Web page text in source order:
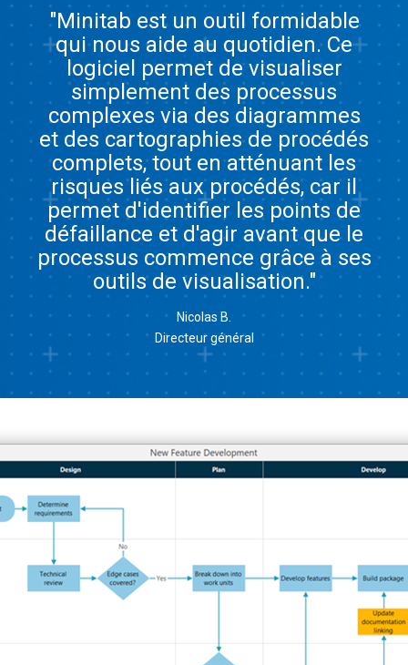
"Minitab est un outil formidable
qui nous aide au quotidien. Ce
logiciel permet de visualiser
simplement des processus
complexes via des diagrammes
et des cartographies de procédés
complets, tout en atténuant les
risques liés aux procédés, car il
permet d'identifier les points de
défaillance et d'agir avant que le
processus commence grâce à ses
outils de visualisation."
Nicolas B.
Directeur général